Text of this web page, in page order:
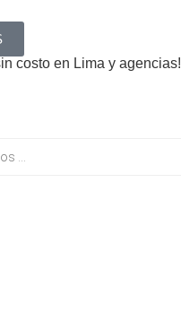
costo en Lima y agencias!